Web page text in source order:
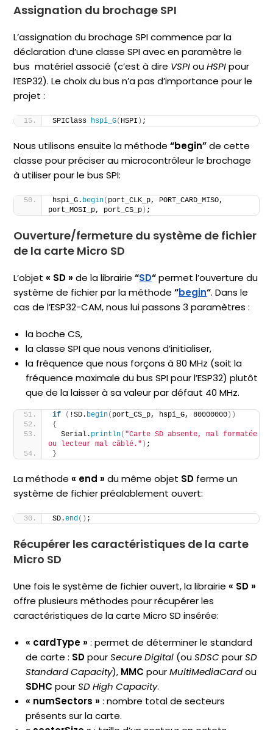
Assignation du brochage SPI
L’assignation du brochage SPI commence par la
déclaration d’une classe SPI avec en paramètre le
bus matériel associé (c’est à dire VSPIouHSPIpour
l’ESP32). Le choix du bus n’a pas d’importance pour le
projet :
SPIClass hspi_G( HSPI ) ;
Nous utilisons ensuite la méthode“begin”de cette
classe pour préciser au microcontrôleur le brochage
à utiliser pour le bus SPI:
hspi_G. begin( port_CLK_p, PORT_CARD_MISO,
port_MOSI_p, port_CS_p) ;
Ouverture/fermeture du système de fichier
de la carte Micro SD
L’objet« SD » de la librairie“SD“permet l’ouverture du
système de fichier par la méthode“begin“. Dans le
cas de l’ESP32-CAM, nous lui passons 3 paramètres :
la boche CS,
la classe SPI que nous venons d’initialiser,
la fréquence que nous forçons à 80 MHz (soit la
fréquence maximale du bus SPI pour l’ESP32) plutôt
que de la laisser à sa valeur par défaut 40 MHz.
if ( !SD. begin( port_CS_p, hspi_G, 80000000))
{
  Serial.
println( "Carte SD absente, mal formatée
ou lecteur mal câblé." ) ;
}
La méthode« end » du même objet SD ferme un
système de fichier préalablement ouvert:
SD.end () ;
Récupérer les caractéristiques de la carte
Micro SD
Une fois le système de fichier ouvert, la librairie« SD »
offre plusieurs méthodes pour récupérer les
caractéristiques de la carte Micro SD insérée:
« cardType » : permet de déterminer le standard
de carte : SDpourSecure Digital (ouSDSC pourSD
Standard Capacity), MMC pourMultiMediaCardou
SDHC pourSD High Capacity.
« numSectors » : nombre total de secteurs
présents sur la carte.